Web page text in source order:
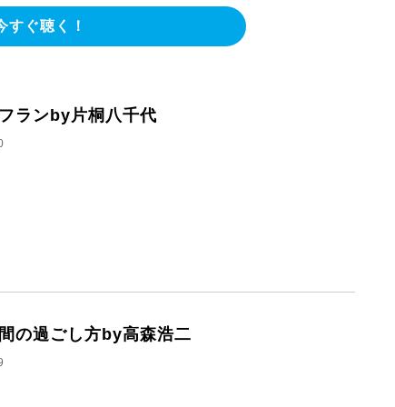
すぐ聴く！
ランby片桐八千代
の過ごし方by高森浩二